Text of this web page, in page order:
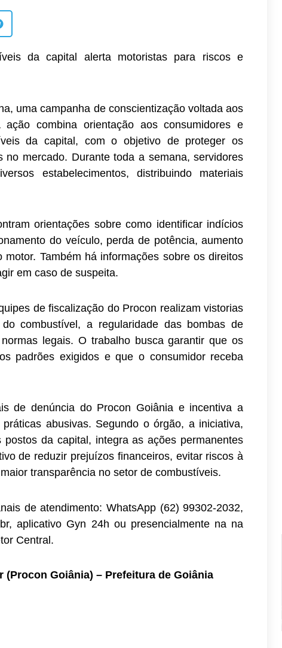
da capital alerta motoristas para riscos e
uma campanha de conscientização voltada aos
combina orientação aos consumidores e
da capital, com o objetivo de proteger os
no mercado. Durante toda a semana, servidores
estabelecimentos, distribuindo materiais
orientações sobre como identificar indícios
do veículo, perda de potência, aumento
Também há informações sobre os direitos
em caso de suspeita.
de fiscalização do Procon realizam vistorias
combustível, a regularidade das bombas de
legais. O trabalho busca garantir que os
padrões exigidos e que o consumidor receba
de denúncia do Procon Goiânia e incentiva a
abusivas. Segundo o órgão, a iniciativa,
da capital, integra as ações permanentes
de reduzir prejuízos financeiros, evitar riscos à
transparência no setor de combustíveis.
de atendimento: WhatsApp (62) 99302-2032,
aplicativo Gyn 24h ou presencialmente na na
Central.
Goiânia) – Prefeitura de Goiânia